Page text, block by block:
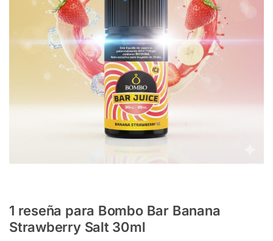
1 reseña para Bombo Bar Banana
Strawberry Salt 30ml